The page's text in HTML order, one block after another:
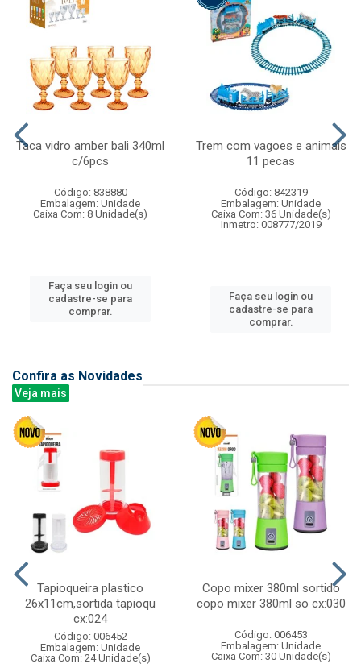
Taca vidro amber bali 340ml
c/6pcs
Código: 838880
Embalagem: Unidade
Caixa Com: 8 Unidade(s)
Faça seu login ou
cadastre-se para
comprar.
Trem com vagoes e animais
11 pecas
Código: 842319
Embalagem: Unidade
Caixa Com: 36 Unidade(s)
Inmetro: 008777/2019
Faça seu login ou
cadastre-se para
comprar.
Confira as Novidades
Veja mais
Tapioqueira plastico
26x11cm,sortida tapioqu
cx:024
Código: 006452
Embalagem: Unidade
Caixa Com: 24 Unidade(s)
Copo mixer 380ml sortido
copo mixer 380ml so cx:030
Código: 006453
Embalagem: Unidade
Caixa Com: 30 Unidade(s)